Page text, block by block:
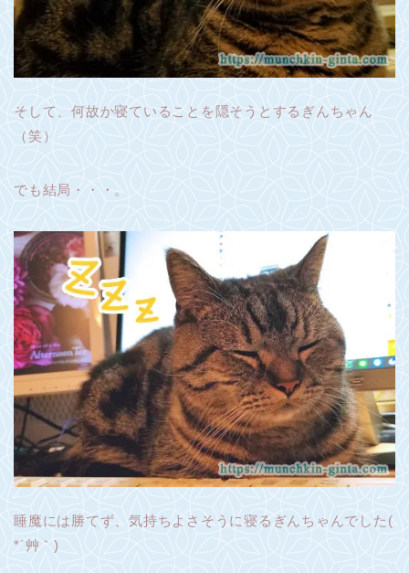
そして、何故か寝ていることを隠そうとするぎんちゃん
（笑）
でも結局・・・。
睡魔には勝てず、気持ちよさそうに寝るぎんちゃんでした(
*´艸｀)